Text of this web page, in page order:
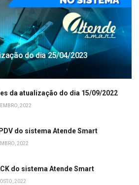
do dia 25/04/2023
da atualização do dia 15/09/2022
2022
do sistema Atende Smart
2022
do sistema Atende Smart
2022